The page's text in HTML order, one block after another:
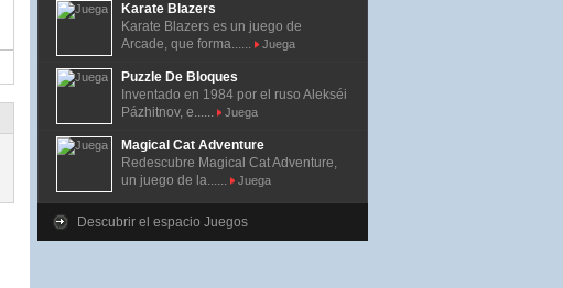
Karate Blazers
Karate Blazers es un juego de
Arcade, que forma......
Juega
Puzzle De Bloques
Inventado en 1984 por el ruso Alekséi
Pázhitnov, e......
Juega
Magical Cat Adventure
Redescubre Magical Cat Adventure,
un juego de la......
Juega
Descubrir el espacio Juegos